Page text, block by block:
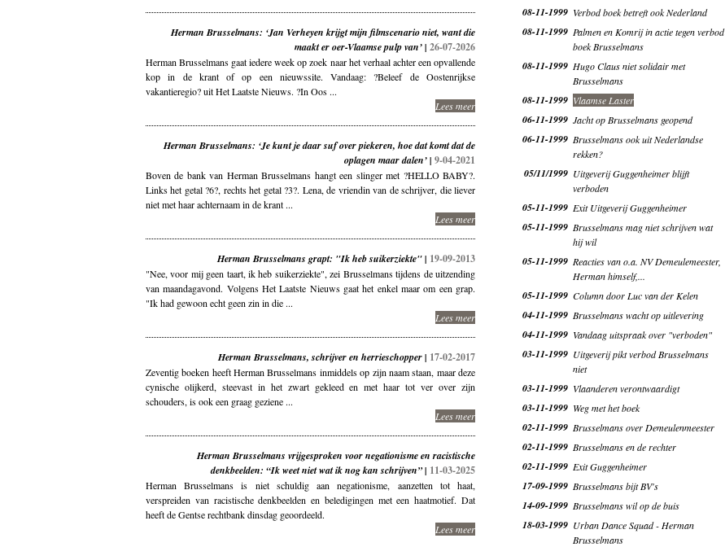
Herman Brusselmans: ‘Jan Verheyen krijgt mijn filmscenario niet, want die
maakt er oer-Vlaamse pulp van’ | 26-07-2026
Herman Brusselmans gaat iedere week op zoek naar het verhaal achter een opvallende
kop in de krant of op een nieuwssite. Vandaag: ?Beleef de Oostenrijkse
vakantieregio? uit Het Laatste Nieuws. ?In Oos ...
Lees meer
Herman Brusselmans: ‘Je kunt je daar suf over piekeren, hoe dat komt dat de
oplagen maar dalen’ | 9-04-2021
Boven de bank van Herman Brusselmans hangt een slinger met ?HELLO BABY?.
Links het getal ?6?, rechts het getal ?3?. Lena, de vriendin van de schrijver, die liever
niet met haar achternaam in de krant ...
Lees meer
Herman Brusselmans grapt: "Ik heb suikerziekte" | 19-09-2013
"Nee, voor mij geen taart, ik heb suikerziekte", zei Brusselmans tijdens de uitzending
van maandagavond. Volgens Het Laatste Nieuws gaat het enkel maar om een grap.
"Ik had gewoon echt geen zin in die ...
Lees meer
Herman Brusselmans, schrijver en herrieschopper | 17-02-2017
Zeventig boeken heeft Herman Brusselmans inmiddels op zijn naam staan, maar deze
cynische olijkerd, steevast in het zwart gekleed en met haar tot ver over zijn
schouders, is ook een graag geziene ...
Lees meer
Herman Brusselmans vrijgesproken voor negationisme en racistische
denkbeelden: “Ik weet niet wat ik nog kan schrijven” | 11-03-2025
Herman Brusselmans is niet schuldig aan negationisme, aanzetten tot haat,
verspreiden van racistische denkbeelden en beledigingen met een haatmotief. Dat
heeft de Gentse rechtbank dinsdag geoordeeld.
Lees meer
08-11-1999 Verbod boek betreft ook Nederland
08-11-1999 Palmen en Komrij in actie tegen verbod
boek Brusselmans
08-11-1999 Hugo Claus niet solidair met
Brusselmans
08-11-1999 Vlaamse Laster
06-11-1999 Jacht op Brusselmans geopend
06-11-1999 Brusselmans ook uit Nederlandse
rekken?
05/11/1999 Uitgeverij Guggenheimer blijft
verboden
05-11-1999 Exit Uitgeverij Guggenheimer
05-11-1999 Brusselmans mag niet schrijven wat
hij wil
05-11-1999 Reacties van o.a. NV Demeulemeester,
Herman himself,...
05-11-1999 Column door Luc van der Kelen
04-11-1999 Brusselmans wacht op uitlevering
04-11-1999 Vandaag uitspraak over "verboden"
03-11-1999 Uitgeverij pikt verbod Brusselmans
niet
03-11-1999 Vlaanderen verontwaardigt
03-11-1999 Weg met het boek
02-11-1999 Brusselmans over Demeulenmeester
02-11-1999 Brusselmans en de rechter
02-11-1999 Exit Guggenheimer
17-09-1999 Brusselmans bijt BV's
14-09-1999 Brusselmans wil op de buis
18-03-1999 Urban Dance Squad - Herman
Brusselmans